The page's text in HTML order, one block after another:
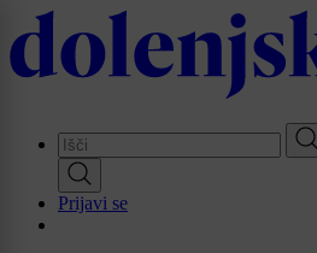
Skip
to
main
Prijavi se